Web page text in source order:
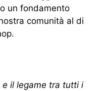
un fondamento
comunità al di
il legame tra tutti i